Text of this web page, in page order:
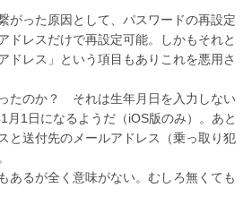
がった原因として、パスワードの再設定
ドレスだけで再設定可能。しかもそれと
ドレス」という項目もありこれを悪用さ
たのか？ それは生年月日を入力しない
月1日になるようだ（iOS版のみ）。あと
と送付先のメールアドレス（乗っ取り犯
あるが全く意味がない。むしろ無くても